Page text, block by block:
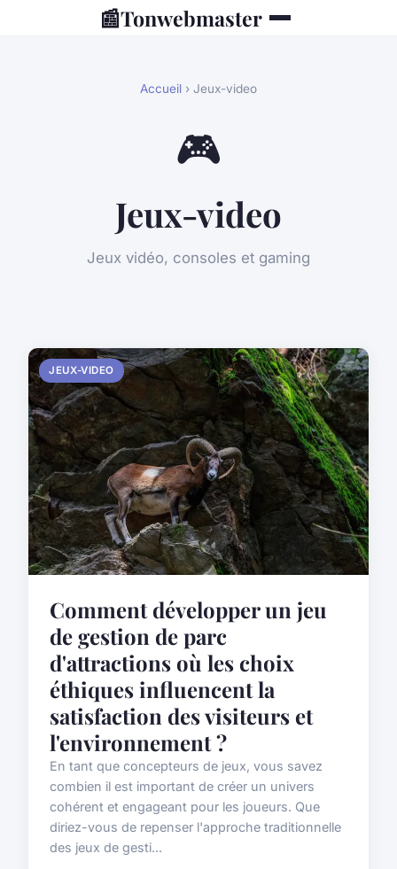
📰Tonwebmaster
Accueil › Jeux-video
🎮
Jeux-video
Jeux vidéo, consoles et gaming
JEUX-VIDEO
Comment développer un jeu
de gestion de parc
d'attractions où les choix
éthiques influencent la
satisfaction des visiteurs et
l'environnement ?
En tant que concepteurs de jeux, vous savez
combien il est important de créer un univers
cohérent et engageant pour les joueurs. Que
diriez-vous de repenser l'approche traditionnelle
des jeux de gesti...